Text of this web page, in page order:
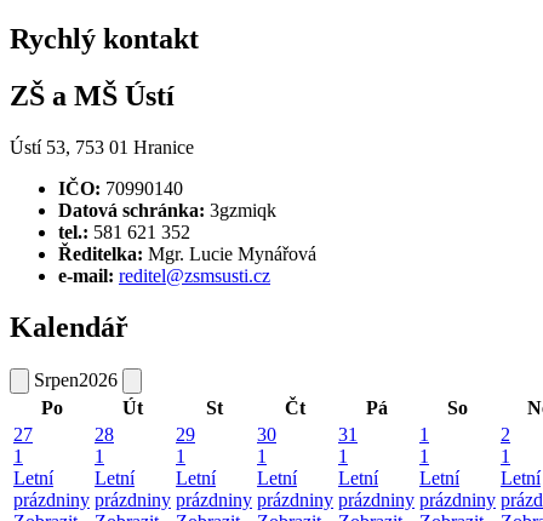
Rychlý kontakt
ZŠ a MŠ Ústí
Ústí 53, 753 01 Hranice
IČO: 70990140
Datová schránka: 3gzmiqk
tel.: 581 621 352
Ředitelka: Mgr. Lucie Mynářová
e-mail: reditel@zsmsusti.cz
Kalendář
Srpen2026
Po
Út St Čt Pá So
27
1
Letní
prázdniny
28
1
Letní
prázdniny
29
1
Letní
prázdniny
30
1
Letní
prázdniny
31
1
Letní
prázdniny
1
1
Letní
prázdniny
2
1
Letní